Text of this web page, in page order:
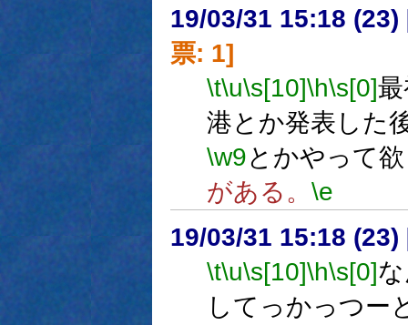
19/03/31 15:18 (23)
票: 1]
\t\u\s[10]\h\s[0]
港とか発表した
\w9とかやって
がある。 \e
19/03/31 15:18 (23)
\t\u\s[10]\h\s[0]
してっかっつー